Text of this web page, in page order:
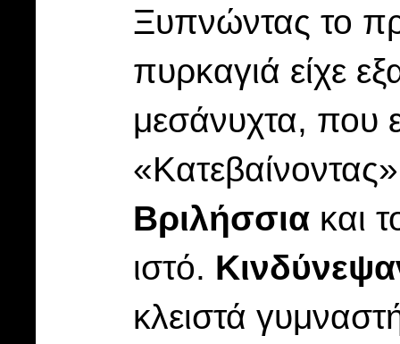
Ξυπνώντας το
πυρκαγιά είχε
μεσάνυχτα, που
Βριλήσσιακαι
ιστό.
κλειστά